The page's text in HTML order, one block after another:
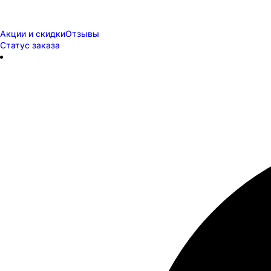
Акции и скидкиОтзывы
Статус заказа